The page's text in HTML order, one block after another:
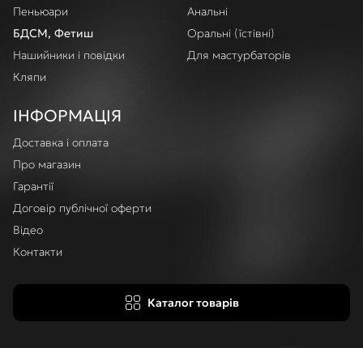
Пеньюари
БДСМ, Фетиш
Нашийники і повідки
Кляпи
Анальні
Оральні (їстівні)
Для мастурбаторів
ІНФОРМАЦІЯ
Доставка і оплата
Про магазин
Гарантії
Договір публічної оферти
Відео
Контакти
Каталог товарів